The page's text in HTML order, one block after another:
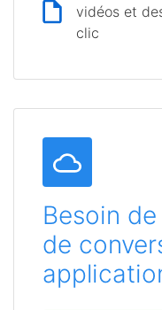
vidéos et
clic
Besoin
de